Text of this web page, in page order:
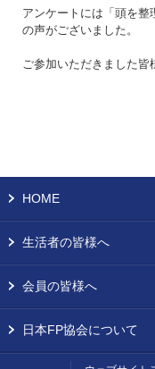
アンケートには「頭を整
の声がございました。
ご参加いただきました皆
HOME
生活者の皆様へ
会員の皆様へ
日本FP協会について